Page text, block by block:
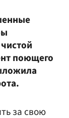
поющего
за свою